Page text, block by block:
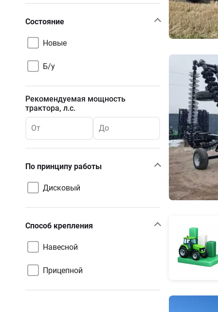
Состояние
Новые
Б/у
Рекомендуемая мощность
трактора, л.с.
От До
По принципу работы
Дисковый
Способ крепления
Навесной
Прицепной